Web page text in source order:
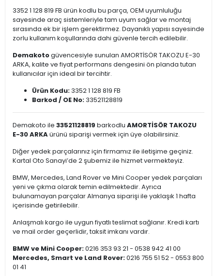
3352 1 128 819 FB ürün kodlu bu parça, OEM uyumluluğu
sayesinde araç sistemleriyle tam uyum sağlar ve montaj
sırasında ek bir işlem gerektirmez. Dayanıklı yapısı sayesinde
zorlu kullanım koşullarında dahi güvenle tercih edilebilir.
Demakotogüvencesiyle sunulan AMORTİSÖR TAKOZU E-30
ARKA, kalite ve fiyat performans dengesini ön planda tutan
kullanıcılar için ideal bir tercihtir.
Ürün Kodu:3352 1 128 819 FB
Barkod / OE No:33521128819
Demakoto ile 33521128819 barkodlu AMORTİSÖR TAKOZU
E-30 ARKAürünü siparişi vermek için üye olabilirsiniz.
Diğer yedek parçalarınız için firmamız ile iletişime geçiniz.
Kartal Oto Sanayi’de 2 şubemiz ile hizmet vermekteyiz.
BMW, Mercedes, Land Rover ve Mini Cooper yedek parçaları
yeni ve çıkma olarak temin edilmektedir. Ayrıca
bulunamayan parçalar Almanya siparişi ile yaklaşık 1 hafta
içerisinde getirilebilir.
Anlaşmalı kargo ile uygun fiyatlı teslimat sağlanır. Kredi kartı
ve mail order geçerlidir, taksit imkanı vardır.
BMW ve Mini Cooper:0216 353 93 21 - 0538 942 41 00
Mercedes, Smart ve Land Rover:0216 755 51 52 - 0553 800
01 41